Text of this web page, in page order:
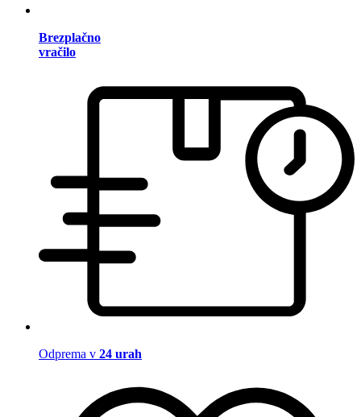
Brezplačno
vračilo
Odprema v 24 urah